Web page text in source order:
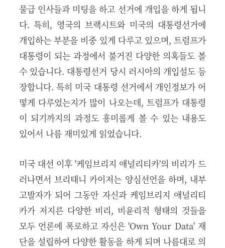
물급 인사들과 미팅을 하고 선거에 개입을 하게 됩니
다. 특히, 영국의 브랙시트와 미국의 대통령선거에
개입하는 부분을 비중 있게 다루고 있으며, 트럼프가
대통령이 되는 과정에서 불거진 다양한 의혹들도 볼
수 있습니다. 대통령선거 당시 러시아의 개입설도 등
장합니다. 특히 미국 대통령 선거에서 개인정보가 어
떻게 다루었는지가 많이 나오는데, 트럼프가 대통령
이 되기까지의 과정도 흥미롭게 볼 수 있는 내용도
있어서 나름 재미있게 읽었습니다.
미국 대선 이후 '케임브리지 애널리티카'의 비리가 드
러나면서 브리태니 카이저는 양심선언을 하며, 내부
고발자가 되어 그동안 자신과 케임브리지 애널리티
카가 저지른 다양한 비리, 비윤리적 형태의 것들을
모두 언론에 폭로하고 자신은 'Own Your Data' 재
단을 설립하여 다양한 활동을 하게 되며 나름대로 의